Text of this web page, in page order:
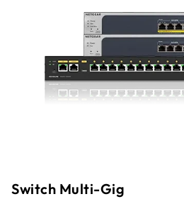
Switch Multi-Gig